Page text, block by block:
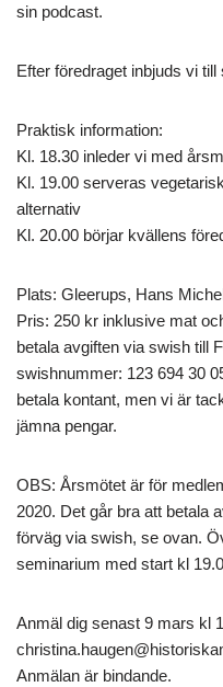
sin podcast.
Efter föredraget inbjuds vi till
Praktisk information:
Kl. 18.30 inleder vi med
Kl. 19.00 serveras
alternativ
Kl. 20.00 börjar kvällens
Plats: Gleerups, Hans
Pris: 250 kr inklusive mat
betala avgiften via swish till
swishnummer: 123 694 30
betala kontant, men vi är
jämna pengar.
OBS: Årsmötet är för
2020. Det går bra att betala
förväg via swish, se ovan.
seminarium med start kl
Anmäl dig senast 9 mars kl
Anmälan är bindande.